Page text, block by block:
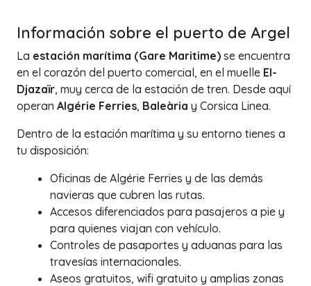
−
Información sobre el puerto de Argel
La estación marítima (Gare Maritime) se encuentra
en el corazón del puerto comercial, en el muelle El-
Djazaïr, muy cerca de la estación de tren. Desde aquí
operan Algérie Ferries, Baleària y Corsica Linea.
Dentro de la estación marítima y su entorno tienes a
tu disposición:
Oficinas de Algérie Ferries y de las demás
navieras que cubren las rutas.
Accesos diferenciados para pasajeros a pie y
para quienes viajan con vehículo.
Controles de pasaportes y aduanas para las
travesías internacionales.
Aseos gratuitos, wifi gratuito y amplias zonas